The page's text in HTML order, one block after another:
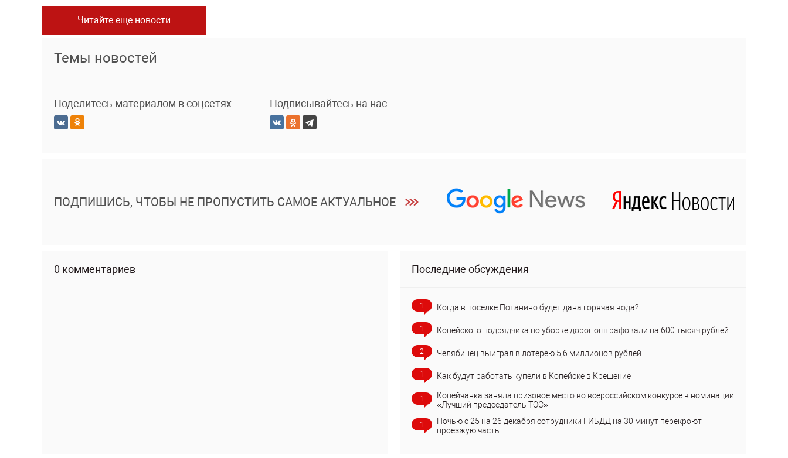
Читайте еще новости
Темы новостей
Поделитесь материалом в соцсетях Подписывайтесь на нас
ПОДПИШИСЬ, ЧТОБЫ НЕ ПРОПУСТИТЬ САМОЕ АКТУАЛЬНОЕ
0 комментариев Последние обсуждения
1 Когда в поселке Потанино будет дана горячая вода?
1 Копейского подрядчика по уборке дорог оштрафовали на 600 тысяч рублей
2 Челябинец выиграл в лотерею 5,6 миллионов рублей
1 Как будут работать купели в Копейске в Крещение
1
Копейчанка заняла призовое место во всероссийском конкурсе в номинации
«Лучший председатель ТОС»
1
Ночью с 25 на 26 декабря сотрудники ГИБДД на 30 минут перекроют
проезжую часть